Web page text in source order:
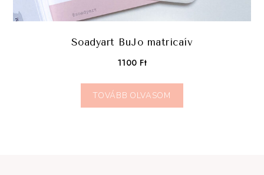
Soadyart BuJo matricaív
1100 Ft
TOVÁBB OLVASOM